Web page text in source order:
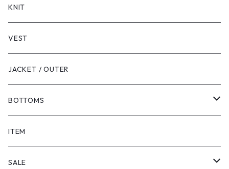
LONG SLEEVE
KNIT
VEST
JACKET / OUTER
BOTTOMS
SHORTS
PANTS
ITEM
SALE